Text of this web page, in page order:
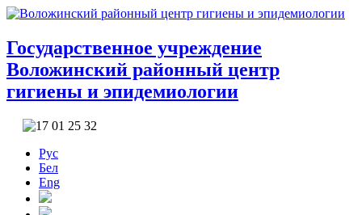
Государственное учреждение
Воложинский районный центр
гигиены и эпидемиологии
Рус
Бел
Eng